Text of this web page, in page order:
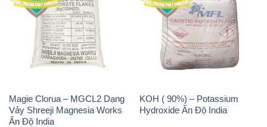
Magie Clorua – MGCL2 Dạng
Vảy Shreeji Magnesia Works
Ấn Độ India
KOH ( 90%) – Potassium
Hydroxide Ấn Độ India